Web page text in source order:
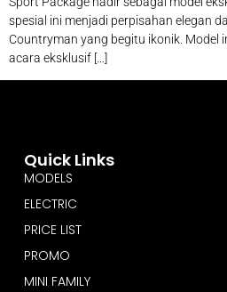
spesial ini menjadi perpisahan elegan
Countryman yang begitu ikonik. Model
acara eksklusif […]
Quick Links
MODELS
ELECTRIC
PRICE LIST
PROMO
MINI FAMILY